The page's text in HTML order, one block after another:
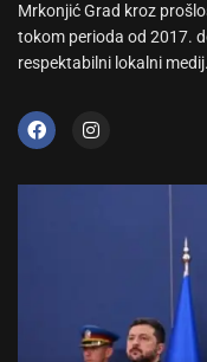
Mrkonjić Grad kroz
tokom perioda od 2017.
respektabilni lokalni medij.